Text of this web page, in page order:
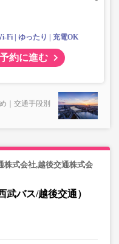
。※車両により異なり
徹底。
Fi ゆったり 充電OK
予約に進む
｜交通手段別
株式会社,越後交通株式会
バス/越後交通）